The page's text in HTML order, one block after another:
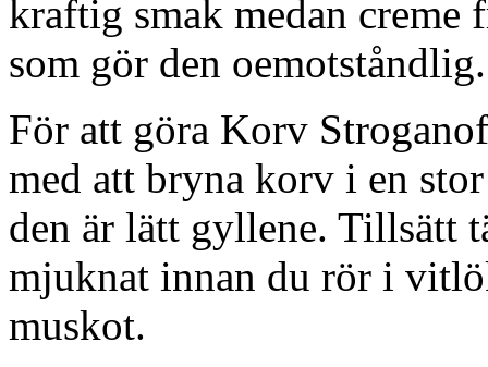
kraftig smak medan creme
som gör den oemotståndlig.
För att göra Korv
med att bryna korv i en
den är lätt gyllene. Tillsätt
mjuknat innan du rör i
muskot.